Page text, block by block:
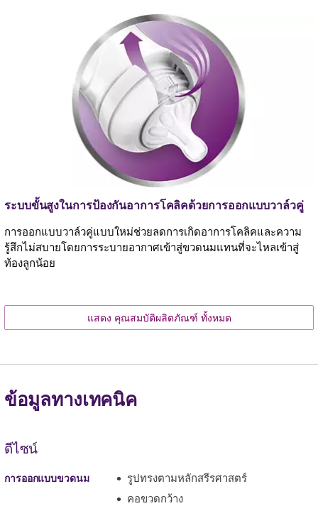
ระบบขั้นสูงในการป้องกันอาการโคลิคด้วยการออกแบบวาล์วคู่
การออกแบบวาล์วคู่แบบใหม่ช่วยลดการเกิดอาการโคลิคและความ
รู้สึกไม่สบายโดยการระบายอากาศเข้าสู่ขวดนมแทนที่จะไหลเข้าสู่
ท้องลูกน้อย
แสดง คุณสมบัติผลิตภัณฑ์ ทั้งหมด
ข้อมูลทางเทคนิค
ดีไซน์
การออกแบบขวดนม
รูปทรงตามหลักสรีรศาสตร์
คอขวดกว้าง